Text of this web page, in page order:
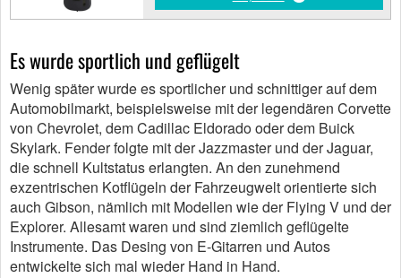
Es wurde sportlich und geflügelt
Wenig später wurde es sportlicher und schnittiger auf dem
Automobilmarkt, beispielsweise mit der legendären Corvette
von Chevrolet, dem Cadillac Eldorado oder dem Buick
Skylark. Fender folgte mit der Jazzmaster und der Jaguar,
die schnell Kultstatus erlangten. An den zunehmend
exzentrischen Kotflügeln der Fahrzeugwelt orientierte sich
auch Gibson, nämlich mit Modellen wie der Flying V und der
Explorer. Allesamt waren und sind ziemlich geflügelte
Instrumente. Das Desing von E-Gitarren und Autos
entwickelte sich mal wieder Hand in Hand.